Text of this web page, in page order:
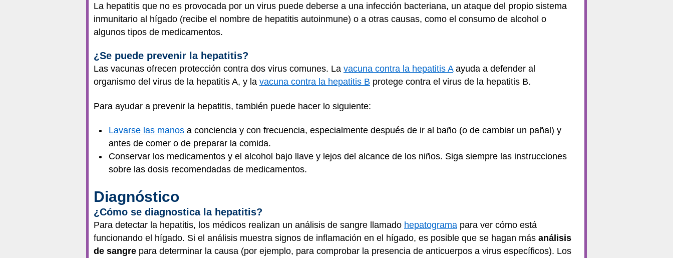
La hepatitis que no es provocada por un virus puede deberse a una infección bacteriana, un ataque del propio sistema
inmunitario al hígado (recibe el nombre de hepatitis autoinmune) o a otras causas, como el consumo de alcohol o
algunos tipos de medicamentos.
¿Se puede prevenir la hepatitis?
Las vacunas ofrecen protección contra dos virus comunes. La vacuna contra la hepatitis Aayuda a defender al
organismo del virus de la hepatitis A, y la vacuna contra la hepatitis B protege contra el virus de la hepatitis B.
Para ayudar a prevenir la hepatitis, también puede hacer lo siguiente:
Lavarse las manos a conciencia y con frecuencia, especialmente después de ir al baño (o de cambiar un pañal) y
antes de comer o de preparar la comida.
Conservar los medicamentos y el alcohol bajo llave y lejos del alcance de los niños. Siga siempre las instrucciones
sobre las dosis recomendadas de medicamentos.
Diagnóstico
¿Cómo se diagnostica la hepatitis?
Para detectar la hepatitis, los médicos realizan un análisis de sangre llamado hepatograma para ver cómo está
funcionando el hígado. Si el análisis muestra signos de inflamación en el hígado, es posible que se hagan más análisis
de sangre para determinar la causa (por ejemplo, para comprobar la presencia de anticuerpos a virus específicos). Los